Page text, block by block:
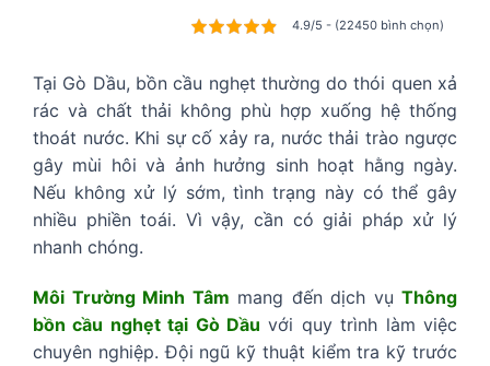
4.9/5 - (22450 bình chọn)
Tại Gò Dầu, bồn cầu nghẹt thường do thói quen xả
rác và chất thải không phù hợp xuống hệ thống
thoát nước. Khi sự cố xảy ra, nước thải trào ngược
gây mùi hôi và ảnh hưởng sinh hoạt hằng ngày.
Nếu không xử lý sớm, tình trạng này có thể gây
nhiều phiền toái. Vì vậy, cần có giải pháp xử lý
nhanh chóng.
Môi Trường Minh Tâm mang đến dịch vụ Thông
bồn cầu nghẹt tại Gò Dầu với quy trình làm việc
chuyên nghiệp. Đội ngũ kỹ thuật kiểm tra kỹ trước